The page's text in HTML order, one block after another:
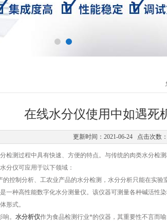
在线水分仪使用中如遇死
更新时间：2021-06-24 点击次数
检测过程中具有快速、方便的特点。与传统的肉类水分检
分仪可应用于以下领域：
的控制分析、工农业产品的水分检测，水分分析只能在实
一种高性能数字化水分测量仪。该仪器可测量各种碱活性
形式。
。 水分析仪作为食品检测行业*的仪器，其重要性不言而